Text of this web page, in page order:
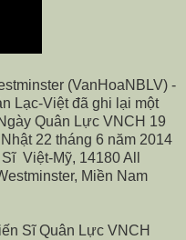
(VanHoaNBLV) -
Lạc-Việt đã ghi lại một
Quân Lực VNCH 19
22 tháng 6 năm 2014
Việt-Mỹ, 14180 All
Miền Nam
Sĩ Quân Lực VNCH